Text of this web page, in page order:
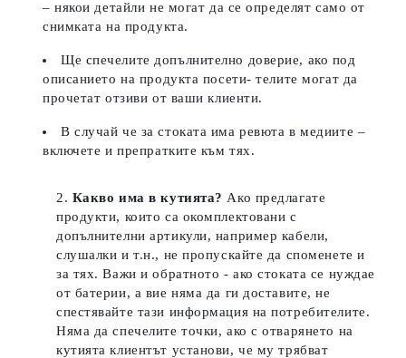
– някои детайли не могат да се определят само от
снимката на продукта.
Ще спечелите допълнително доверие, ако под
описанието на продукта посети- телите могат да
прочетат отзиви от ваши клиенти.
В случай че за стоката има ревюта в медиите –
включете и препратките към тях.
Какво има в кутията? Ако предлагате
продукти, които са окомплектовани с
допълнителни артикули, например кабели,
слушалки и т.н., не пропускайте да споменете и
за тях. Важи и обратното - ако стоката се нуждае
от батерии, а вие няма да ги доставите, не
спестявайте тази информация на потребителите.
Няма да спечелите точки, ако с отварянето на
кутията клиентът установи, че му трябват